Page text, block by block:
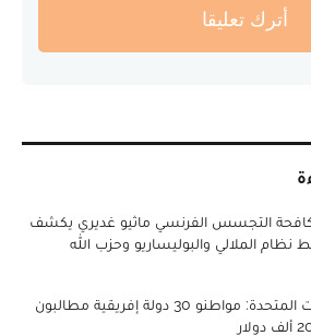
أترك تعليقا
التجسس الفرنسي ماثيو غديري يكشف
نظام الملالي والبوليساريو وحزب الله
تأشيرة الدخول للولايات المتحدة: مواطنو 30 دولة إفريقية مطالبون